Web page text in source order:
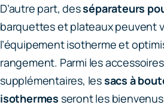
D’autre part, desséparateurs
barquettes et plateaux peuvent
l’équipement isotherme et
rangement. Parmi les
supplémentaires, lessacs à
isothermes seront les